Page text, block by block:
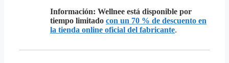
Información: Wellnee está disponible por
tiempo limitado con un 70 % de descuento en
la tienda online oficial del fabricante.